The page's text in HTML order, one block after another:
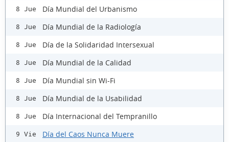
8 Jue Día Mundial del Urbanismo
8 Jue Día Mundial de la Radiología
8 Jue Día de la Solidaridad Intersexual
8 Jue Día Mundial de la Calidad
8 Jue Día Mundial sin Wi-Fi
8 Jue Día Mundial de la Usabilidad
8 Jue Día Internacional del Tempranillo
9 Vie Día del Caos Nunca Muere